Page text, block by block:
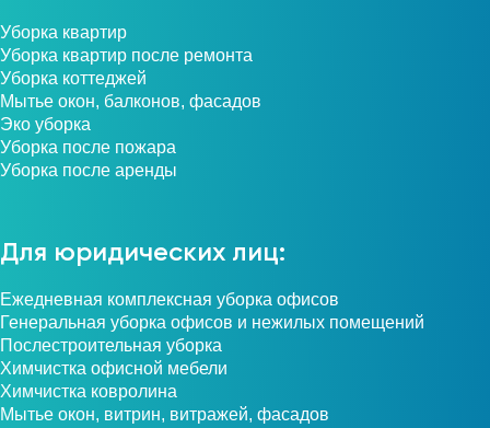
Уборка квартир
Уборка квартир после ремонта
Уборка коттеджей
Мытье окон, балконов, фасадов
Эко уборка
Уборка после пожара
Уборка после аренды
Для юридических лиц:
Ежедневная комплексная уборка офисов
Генеральная уборка офисов и нежилых помещений
Послестроительная уборка
Химчистка офисной мебели
Химчистка ковролина
Мытье окон, витрин, витражей, фасадов